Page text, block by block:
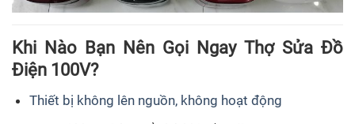
Khi Nào Bạn Nên Gọi Ngay Thợ Sửa Đồ
Điện 100V?
Thiết bị không lên nguồn, không hoạt động